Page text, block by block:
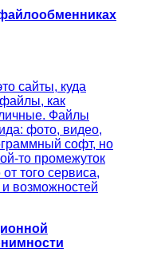
сайты, куда
как
Файлы
фото, видео,
софт, но
то промежуток
того сервиса,
возможностей